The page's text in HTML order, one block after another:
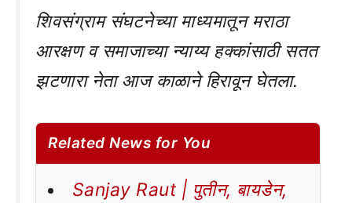
शिवसंग्राम संघटनेच्या माध्यमातून मराठा
आरक्षण व समाजाच्या न्याय्य हक्कांसाठी सतत
झटणारा नेता आज काळाने हिरावून घेतला.
Related News for You
Sanjay Raut | पुतीन, बायडेन,